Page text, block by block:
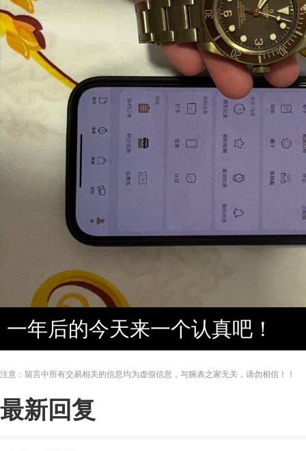
一年后的今天来一个认真吧！
注意：留言中所有交易相关的信息均为虚假信息，与腕表之家无关，请勿相信！！
最新回复